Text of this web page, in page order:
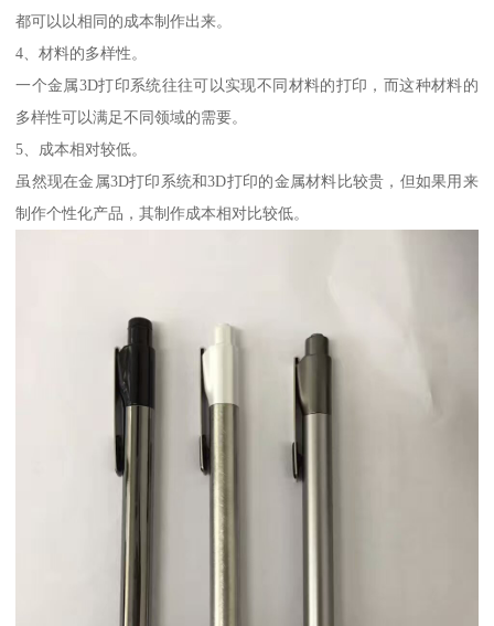
都可以以相同的成本制作出来。
4、材料的多样性。
一个金属3D打印系统往往可以实现不同材料的打印，而这种材料的
多样性可以满足不同领域的需要。
5、成本相对较低。
虽然现在金属3D打印系统和3D打印的金属材料比较贵，但如果用来
制作个性化产品，其制作成本相对比较低。